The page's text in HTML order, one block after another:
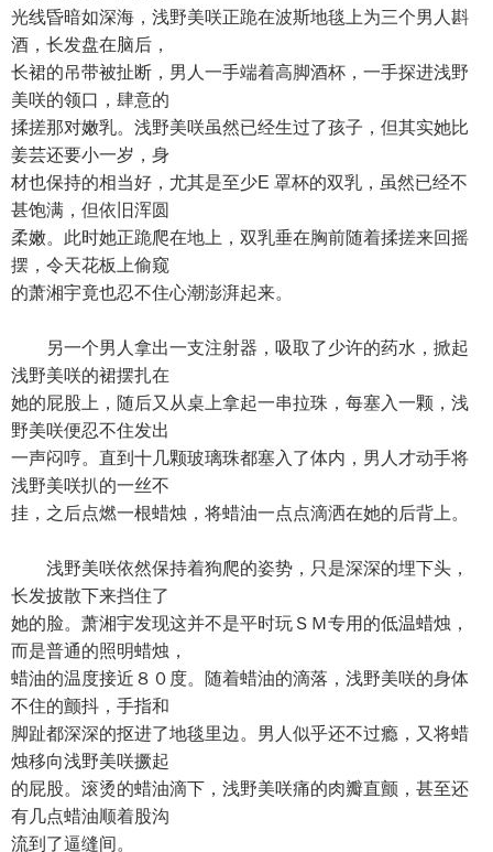
光线昏暗如深海，浅野美咲正跪在波斯地毯上为三个男人斟
酒，长发盘在脑后，
长裙的吊带被扯断，男人一手端着高脚酒杯，一手探进浅野
美咲的领口，肆意的
揉搓那对嫩乳。浅野美咲虽然已经生过了孩子，但其实她比
姜芸还要小一岁，身
材也保持的相当好，尤其是至少E 罩杯的双乳，虽然已经不
甚饱满，但依旧浑圆
柔嫩。此时她正跪爬在地上，双乳垂在胸前随着揉搓来回摇
摆，令天花板上偷窥
的萧湘宇竟也忍不住心潮澎湃起来。
另一个男人拿出一支注射器，吸取了少许的药水，掀起
浅野美咲的裙摆扎在
她的屁股上，随后又从桌上拿起一串拉珠，每塞入一颗，浅
野美咲便忍不住发出
一声闷哼。直到十几颗玻璃珠都塞入了体内，男人才动手将
浅野美咲扒的一丝不
挂，之后点燃一根蜡烛，将蜡油一点点滴洒在她的后背上。
浅野美咲依然保持着狗爬的姿势，只是深深的埋下头，
长发披散下来挡住了
她的脸。萧湘宇发现这并不是平时玩ＳＭ专用的低温蜡烛，
而是普通的照明蜡烛，
蜡油的温度接近８０度。随着蜡油的滴落，浅野美咲的身体
不住的颤抖，手指和
脚趾都深深的抠进了地毯里边。男人似乎还不过瘾，又将蜡
烛移向浅野美咲撅起
的屁股。滚烫的蜡油滴下，浅野美咲痛的肉瓣直颤，甚至还
有几点蜡油顺着股沟
流到了逼缝间。